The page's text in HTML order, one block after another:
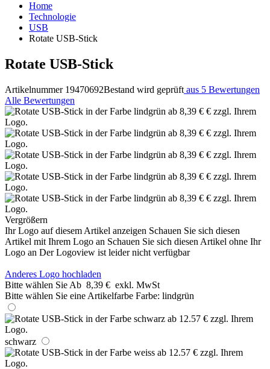
Home
Technologie
USB
Rotate USB-Stick
Rotate USB-Stick
Artikelnummer 19470692Bestand wird geprüft aus 5 Bewertungen
Alle Bewertungen
Vergrößern
Ihr Logo auf diesem Artikel anzeigen Schauen Sie sich diesen
Artikel mit Ihrem Logo an Schauen Sie sich diesen Artikel ohne Ihr
Logo an Der Logoview ist leider nicht verfügbar
Anderes Logo hochladen
Bitte wählen Sie Ab 8,39 € exkl. MwSt
Bitte wählen Sie eine Artikelfarbe Farbe: lindgrün
schwarz